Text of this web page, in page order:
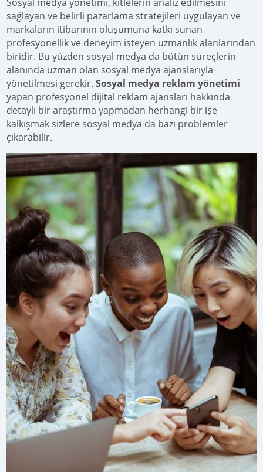
sağlayan ve belirli pazarlama stratejileri uygulayan ve
markaların itibarının oluşumuna katkı sunan
profesyonellik ve deneyim isteyen uzmanlık alanlarından
biridir. Bu yüzden sosyal medya da bütün süreçlerin
alanında uzman olan sosyal medya ajanslarıyla
yönetilmesi gerekir.Sosyal medya reklam yönetimi
yapan profesyonel dijital reklam ajansları hakkında
detaylı bir araştırma yapmadan herhangi bir işe
kalkışmak sizlere sosyal medya da bazı problemler
çıkarabilir.